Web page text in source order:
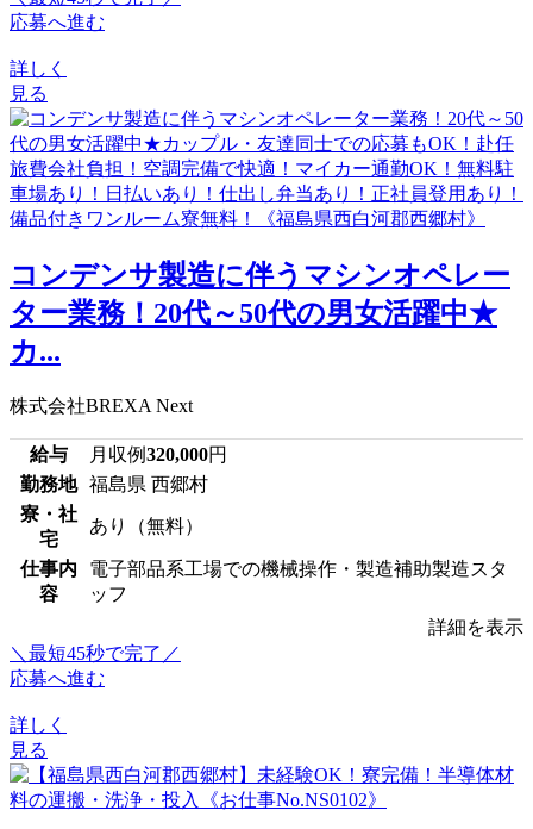
応募へ進む
詳しく
見る
コンデンサ製造に伴うマシンオペレー
ター業務！20代～50代の男女活躍中★
カ...
株式会社BREXA Next
給与 月収例320,000円
勤務地 福島県 西郷村
寮・社
宅
あり（無料）
仕事内
容
電子部品系工場での機械操作・製造補助製造スタ
ッフ
詳細を表示
＼最短45秒で完了／
応募へ進む
詳しく
見る